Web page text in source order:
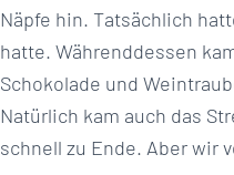
Näpfe hin. Tatsächlich
hatte. Währenddessen
Schokolade und
Natürlich kam auch das
schnell zu Ende. Aber wir